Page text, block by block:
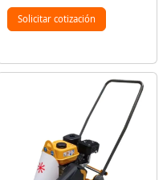
Solicitar cotización